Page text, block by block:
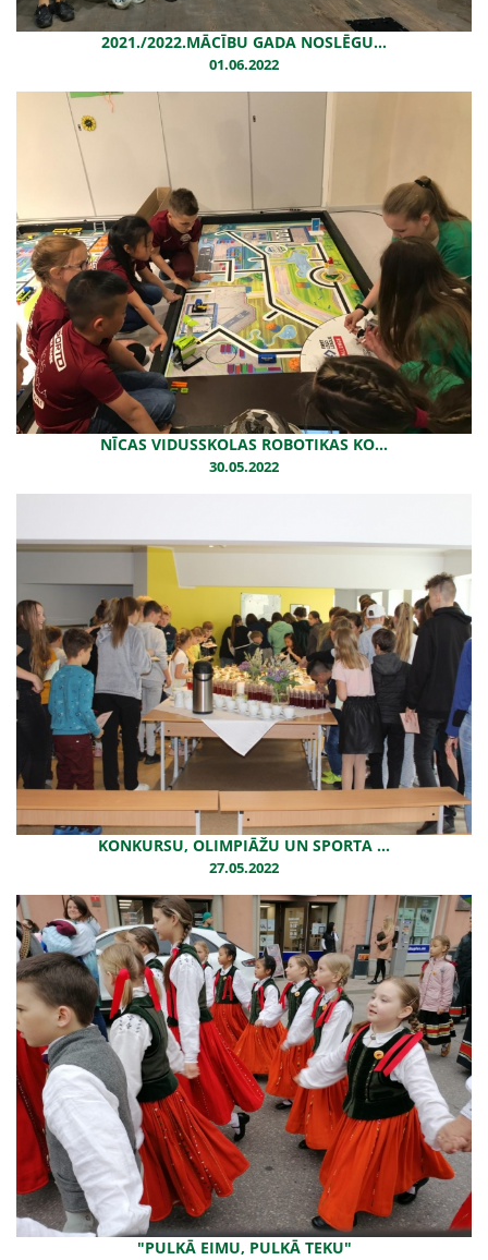
2021./2022.MĀCĪBU GADA NOSLĒGU...
01.06.2022
NĪCAS VIDUSSKOLAS ROBOTIKAS KO...
30.05.2022
KONKURSU, OLIMPIĀŽU UN SPORTA ...
27.05.2022
"PULKĀ EIMU, PULKĀ TEKU"